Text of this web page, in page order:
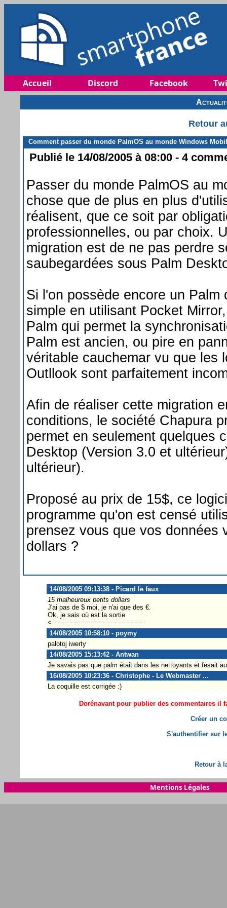
Accueil Discord Facebook
Retour
Comment passer du monde PalmOS au monde Windows
Publié le 14/08/2005 à 08:00 - 4
Passer du monde PalmOS au
chose que de plus en plus
réalisent, que ce soit par
professionnelles, ou par choix.
migration est de ne pas perdre
saubegardées sous Palm
Si l'on possède encore un
simple en utilisant Pocket
Palm qui permet la
Palm est ancien, ou pire en
véritable cauchemar vu que les
Outllook sont parfaitement
Afin de réaliser cette migration
conditions, le société Chapura
permet en seulement quelques
Desktop (Version 3.0 et
ultérieur).
Proposé au prix de 15$, ce
programme qu'on est censé
prensez vous que vos données
dollars ?
14/08/2005 09:13:38 - Picard le faux
15 malheureux petits dollars
J'ai pas de $ moi, je n'ai que des €.
Ok, je sais où est la sortie
<---------------------------------------------
14/08/2005 10:58:10 - poymy
palotoj iwerty
14/08/2005 15:13:42 - Antwan
Je savais pas que palm était dans les nettoyants et fesait
16/08/2005 10:23:36 - Christophe - Le Webmaster ...
La coquille est corrigée :)
Dorénavant pour publier des commentaires il
Créer un
S'authentifier sur
Retour à
Mentions Légales